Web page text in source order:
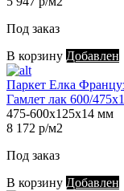
Под заказ
В корзину Добавлен
Паркет Елка
Гамлет лак 600/
475-600х125х14 мм
8 172 р/м2
Под заказ
В корзину Добавлен